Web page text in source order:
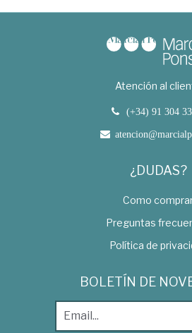
Atención al
(+34) 91 304
¿DUDAS?
Como
Preguntas
Política de
BOLETÍN DE